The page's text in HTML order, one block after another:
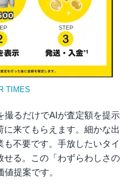
TIMES
撮るだけでAIが査定額を提示
に来てもらえます。細かな出
不要です。手放したいタイ
せる。この「わずらわしさの
提案です。